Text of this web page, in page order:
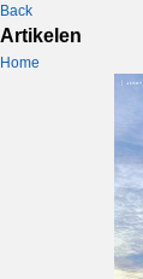
Back
Artikelen
Home